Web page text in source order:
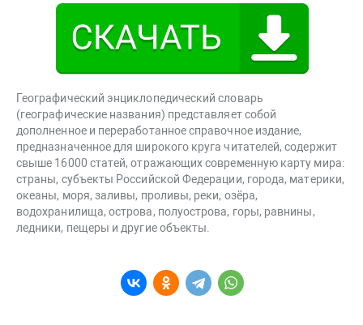
Географический энциклопедический словарь
(географические названия) представляет собой
дополненное и переработанное справочное издание,
предназначенное для широкого круга читателей, содержит
свыше 16000 статей, отражающих современную карту мира:
страны, субъекты Российской Федерации, города, материки,
океаны, моря, заливы, проливы, реки, озёра,
водохранилища, острова, полуострова, горы, равнины,
ледники, пещеры и другие объекты.